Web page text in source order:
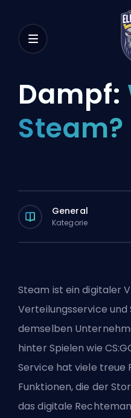
Dampf:
Steam?
General
Kategorie
Steam ist ein digitaler
Verteilungsservice
demselben
hinter Spielen wie
Service hat viele treue
Funktionen, die der
das digitale